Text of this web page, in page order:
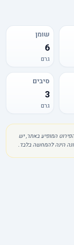
שומן
6
גרם
סיבים
3
גרם
המופיע באתר, יש
הינה להמחשה בלבד.